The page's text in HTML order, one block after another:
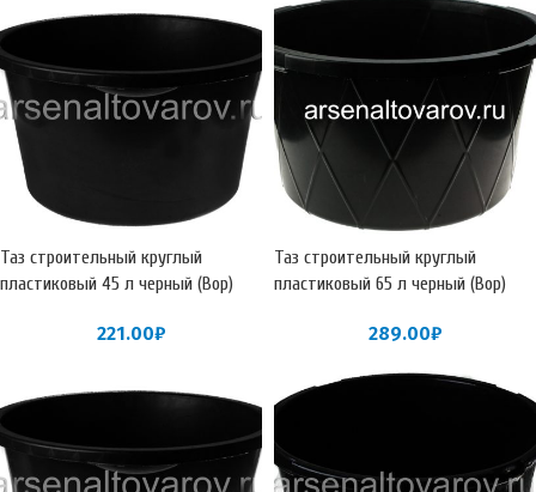
Таз строительный круглый
пластиковый 45 л черный (Вор)
221.00₽
Таз строительный круглый
пластиковый 65 л черный (Вор)
289.00₽